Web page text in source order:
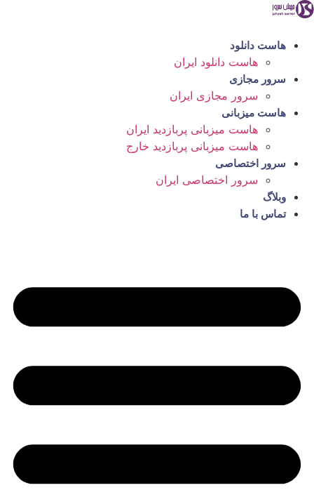
پرش
محتوا
هاست دانلود
هاست دانلود ایران
سرور مجازی
سرور مجازی ایران
هاست میزبانی
هاست میزبانی پربازدید ایران
هاست میزبانی پربازدید خارج
سرور اختصاصی
سرور اختصاصی ایران
وبلاگ
تماس با ما